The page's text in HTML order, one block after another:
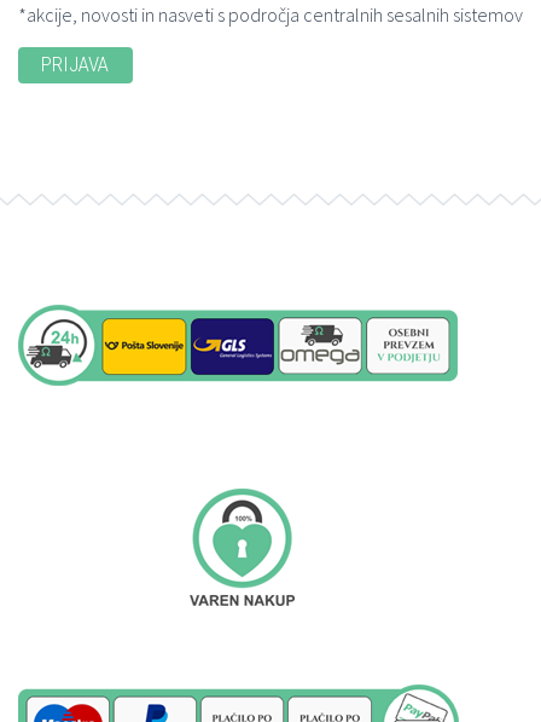
*akcije, novosti in nasveti s področja centralnih sesalnih sistemov